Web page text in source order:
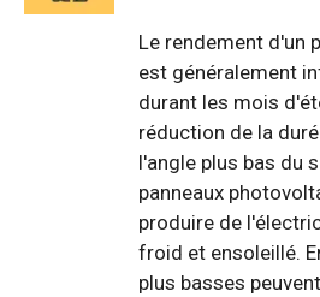
Le rendement d'un
est généralement
durant les mois
réduction de la
l'angle plus bas du
panneaux
produire de
froid et ensoleillé.
plus basses